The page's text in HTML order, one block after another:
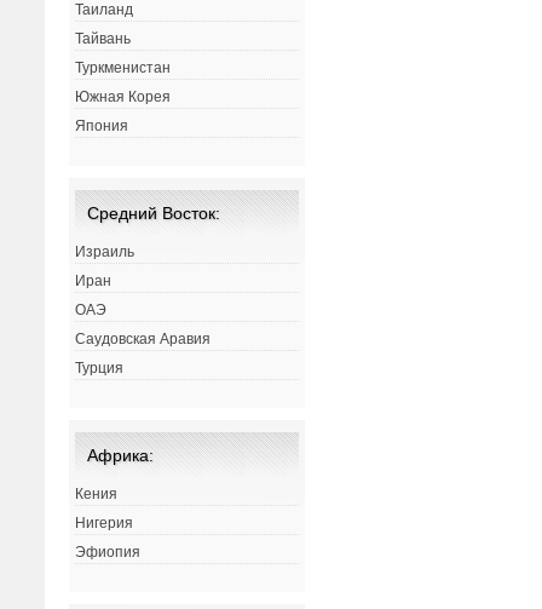
Таиланд
Тайвань
Туркменистан
Южная Корея
Япония
Средний Восток:
Израиль
Иран
ОАЭ
Саудовская Аравия
Турция
Африка:
Кения
Нигерия
Эфиопия